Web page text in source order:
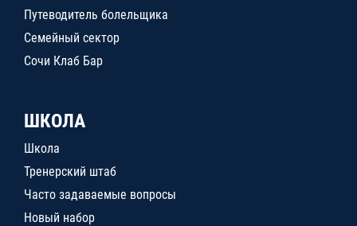
Путеводитель болельщика
Семейный сектор
Сочи Клаб Бар
ШКОЛА
Школа
Тренерский штаб
Часто задаваемые вопросы
Новый набор